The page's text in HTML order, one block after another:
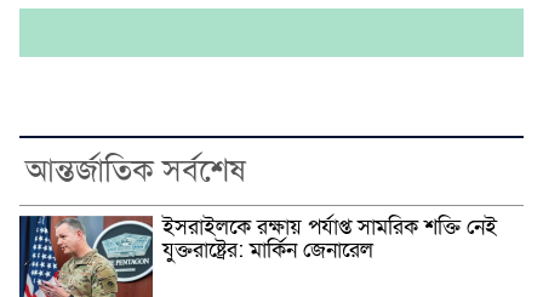
আন্তর্জাতিক সর্বশেষ
ইসরাইলকে রক্ষায় পর্যাপ্ত সামরিক শক্তি নেই
যুক্তরাষ্ট্রের: মার্কিন জেনারেল